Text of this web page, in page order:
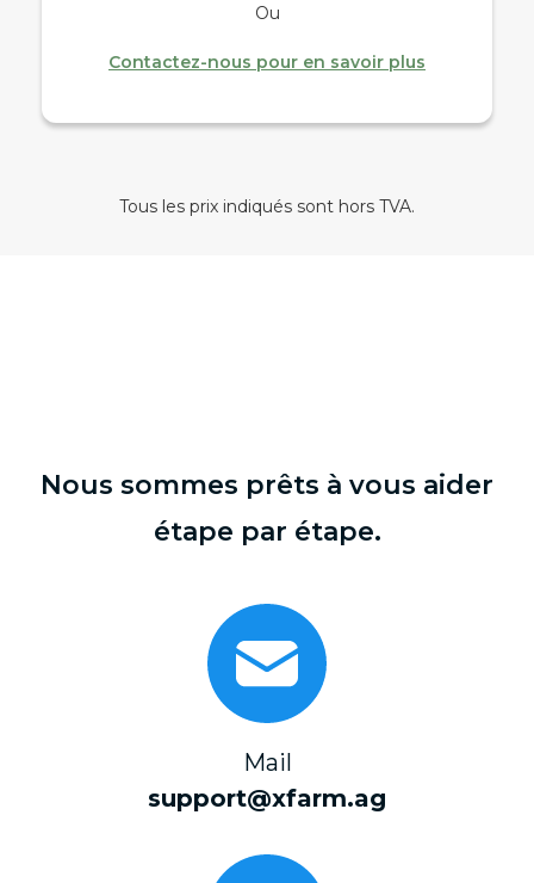
Ou
Contactez-nous pour en savoir plus
Tous les prix indiqués sont hors TVA.
Nous sommes prêts à vous aider
étape par étape.
Mail
support@xfarm.ag